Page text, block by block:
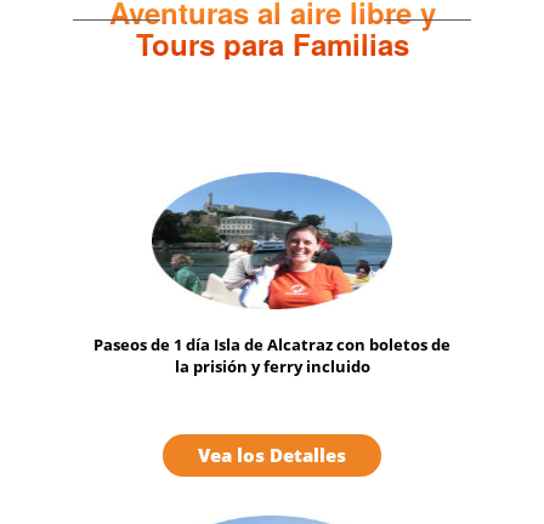
Aventuras al aire libre y
Tours para Familias
Paseos de 1 día Isla de Alcatraz con boletos de
la prisión y ferry incluido
Vea los Detalles